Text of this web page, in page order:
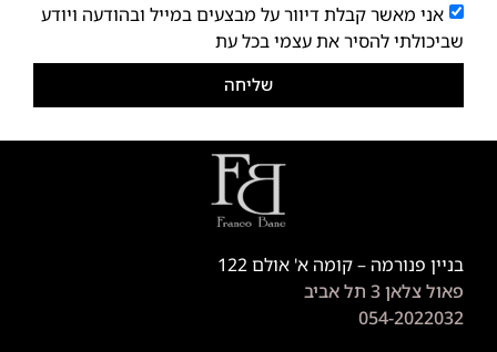
אני מאשר קבלת דיוור על מבצעים במייל ובהודעה ויודע
שביכולתי להסיר את עצמי בכל עת
שליחה
בניין פנורמה – קומה א' אולם 122
פאול צלאן 3 תל אביב
054-2022032